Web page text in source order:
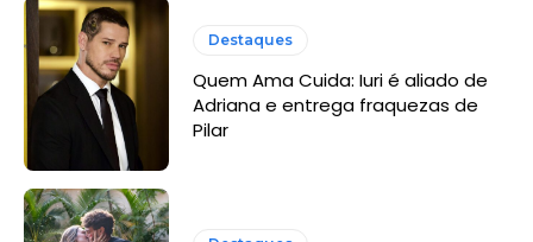
Destaques
Quem Ama Cuida: Iuri é aliado de
Adriana e entrega fraquezas de
Pilar